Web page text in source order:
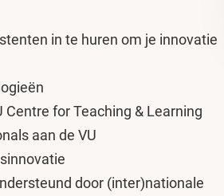
in te huren om je innovatie
for Teaching & Learning
aan de VU
door (inter)nationale